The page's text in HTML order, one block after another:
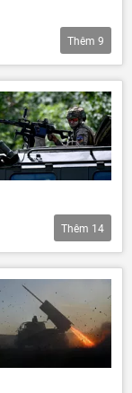
Thêm 9
Thêm 14